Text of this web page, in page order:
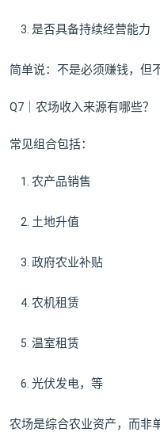
是否具备持续经营能力
简单说：不是必须赚钱，但
Q7｜农场收入来源有哪些？
常见组合包括：
农产品销售
土地升值
政府农业补贴
农机租赁
温室租赁
光伏发电，等
农场是综合农业资产，而非